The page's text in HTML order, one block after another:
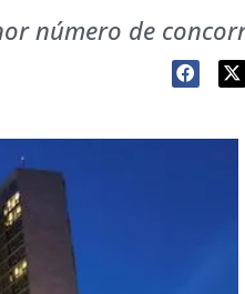
número de